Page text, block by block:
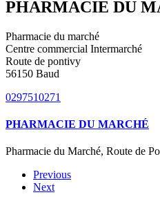
PHARMACIE DU
Pharmacie du marché
Centre commercial Intermarché
Route de pontivy
56150 Baud
0297510271
PHARMACIE DU MARCHÉ
Pharmacie du Marché, Route de
Previous
Next